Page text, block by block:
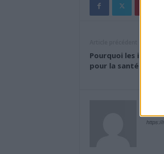
Pourquoi les
pour la santé ?
https://